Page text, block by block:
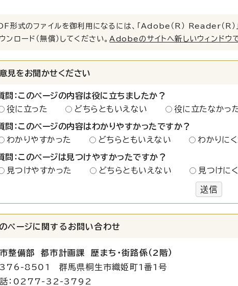
形式のファイルを御利用になるには、「Adobe（R） Reader（R
ンロード（無償）してください。 Adobeのサイトへ新しいウィンドウで
見をお聞かせください
問：このページの内容は役に立ちましたか？
役に立った
どちらともいえない 役に立たなかっ
問：このページの内容はわかりやすかったですか？
わかりやすかった
どちらともいえない わかりに
問：このページは見つけやすかったですか？
見つけやすかった
どちらともいえない 見つけに
送信
ページに関する お問い合わせ
整備部 都市計画課 歴まち・街路係（2階）
376-8501 群馬県桐生市織姫町1番1号
話：0277-32-3792